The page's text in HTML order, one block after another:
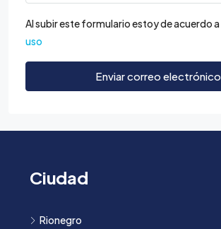
Al subir este formulario estoy de acuerdo a
uso
Enviar correo electrónico
Ciudad
Rionegro